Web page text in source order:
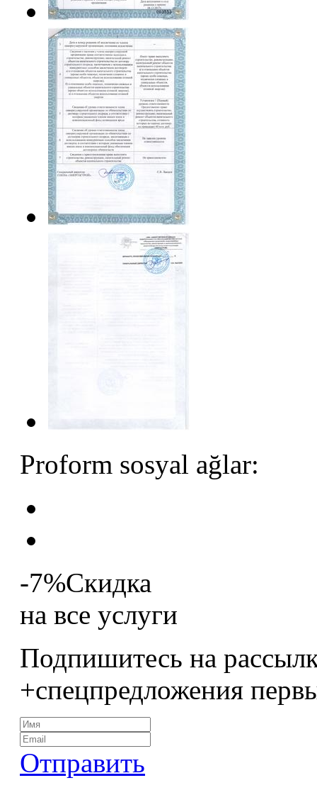
Proform sosyal ağlar:
-7%Скидка
на все услуги
Подпишитесь на
+спецпредложения
Отправить